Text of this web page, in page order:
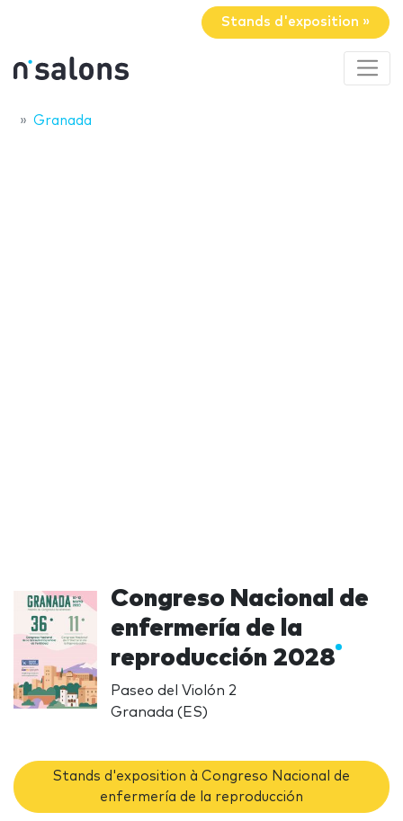
Stands d'exposition »
Granada
Congreso Nacional de
enfermería de la
reproducción 2028
Paseo del Violón 2
Granada (ES)
Stands d'exposition à Congreso Nacional de
enfermería de la reproducción